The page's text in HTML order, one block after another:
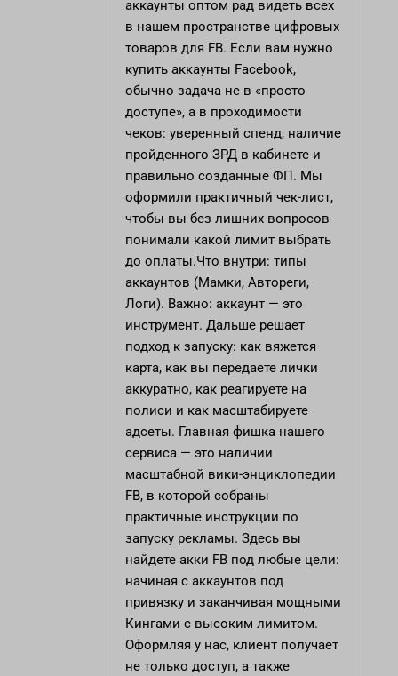
аккаунты оптом рад видеть всех
в нашем пространстве цифровых
товаров для FB. Если вам нужно
купить аккаунты Facebook,
обычно задача не в «просто
доступе», а в проходимости
чеков: уверенный спенд, наличие
пройденного ЗРД в кабинете и
правильно созданные ФП. Мы
оформили практичный чек-лист,
чтобы вы без лишних вопросов
понимали какой лимит выбрать
до оплаты.Что внутри: типы
аккаунтов (Мамки, Автореги,
Логи). Важно: аккаунт — это
инструмент. Дальше решает
подход к запуску: как вяжется
карта, как вы передаете лички
аккуратно, как реагируете на
полиси и как масштабируете
адсеты. Главная фишка нашего
сервиса — это наличии
масштабной вики-энциклопедии
FB, в которой собраны
практичные инструкции по
запуску рекламы. Здесь вы
найдете акки FB под любые цели:
начиная с аккаунтов под
привязку и заканчивая мощными
Кингами с высоким лимитом.
Оформляя у нас, клиент получает
не только доступ, а также